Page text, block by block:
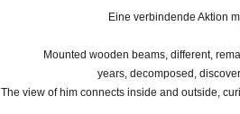
Eine verbindende Aktion
Mounted wooden beams, different,
years, decomposed ,
The view of him connects inside and outside,